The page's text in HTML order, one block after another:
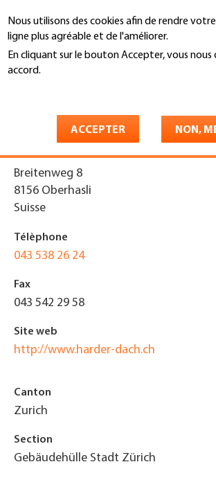
Nous utilisons des cookies afin de rendre
ligne plus agréable et de l'améliorer.
En cliquant sur le bouton Accepter, vous
accord.
ACCEPTER NON,
au
contenu
principal
You
Adresse
Breitenweg 8
8156 Oberhasli
Suisse
Télèphone
043 538 26 24
Fax
043 542 29 58
Site web
http://www.harder-dach.ch
Canton
Zurich
Section
Gebäudehülle Stadt Zürich